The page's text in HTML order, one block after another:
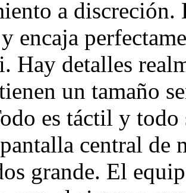
a
encaja
Hay detalles
un tamaño
es táctil y
central de
grande. El